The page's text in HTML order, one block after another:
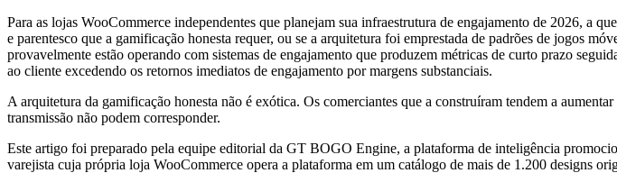
Para as lojas WooCommerce independentes que planejam sua infraestrutura de engajamento de 2026, a
e parentesco que a gamificação honesta requer, ou se a arquitetura foi emprestada de padrões de jogos
provavelmente estão operando com sistemas de engajamento que produzem métricas de curto prazo
ao cliente excedendo os retornos imediatos de engajamento por margens substanciais.
A arquitetura da gamificação honesta não é exótica. Os comerciantes que a construíram tendem a
transmissão não podem corresponder.
Este artigo foi preparado pela equipe editorial da GT BOGO Engine, a plataforma de inteligência
varejista cuja própria loja WooCommerce opera a plataforma em um catálogo de mais de 1.200 designs